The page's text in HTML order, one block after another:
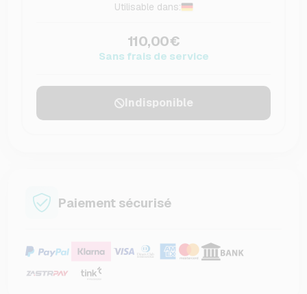
Utilisable dans:
110,00€
Sans frais de service
Indisponible
Paiement sécurisé